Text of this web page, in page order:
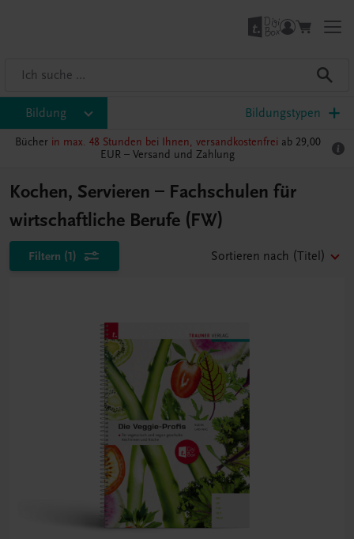
Bildung Bildungstypen
Bücher in max. 48 Stunden bei Ihnen, versandkostenfrei ab 29,00
EUR – Versand und Zahlung
Kochen, Servieren – Fachschulen für
wirtschaftliche Berufe (FW)
Filtern (1) Sortieren nach (Titel)